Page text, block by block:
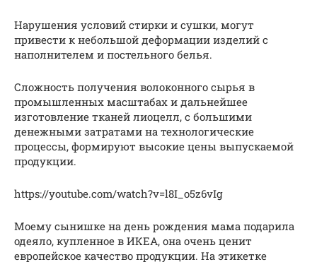
Нарушения условий стирки и сушки, могут
привести к небольшой деформации изделий с
наполнителем и постельного белья.
Сложность получения волоконного сырья в
промышленных масштабах и дальнейшее
изготовление тканей лиоцелл, с большими
денежными затратами на технологические
процессы, формируют высокие цены выпускаемой
продукции.
https://youtube.com/watch?v=l8I_o5z6vIg
Моему сынишке на день рождения мама подарила
одеяло, купленное в ИКЕА, она очень ценит
европейское качество продукции. На этикетке